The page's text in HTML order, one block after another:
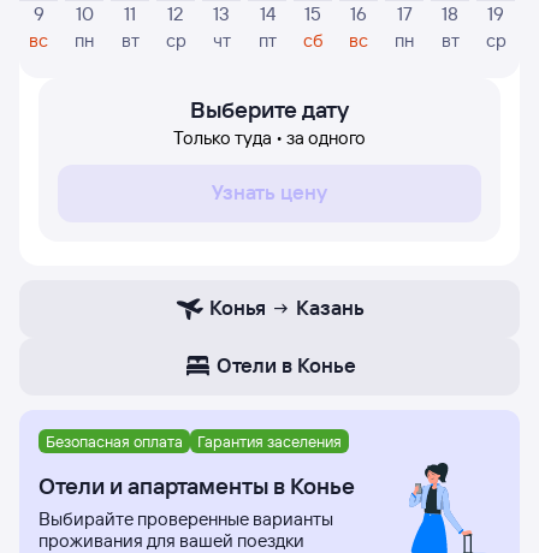
Если никто не искал авиабилетов по маршруту
Казань — Конья, то цены могут отсутствовать частично
или полностью. В этом случае заполните форму поиска
9
вс
10
пн
11
вт
12
ср
13
чт
14
пт
15
сб
16
вс
17
пн
18
вт
19
ср
Выберите дату
Только туда • за одного
Узнать цену
Конья Казань
Отели в Конье
Безопасная оплата Гарантия заселения
Отели и апартаменты в Конье
Выбирайте проверенные варианты
проживания для вашей поездки